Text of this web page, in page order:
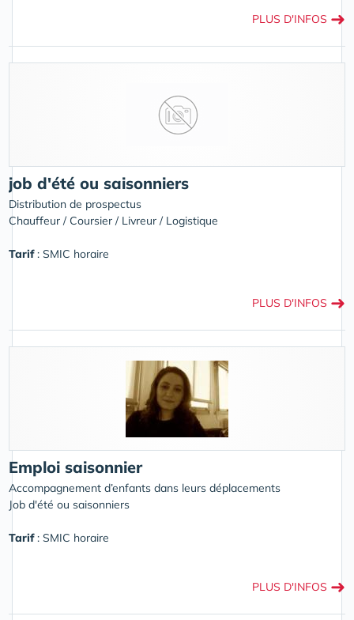
PLUS D'INFOS ➜
job d'été ou saisonniers
Distribution de prospectus
Chauffeur / Coursier / Livreur / Logistique
Tarif: SMIC horaire
PLUS D'INFOS ➜
Emploi saisonnier
Accompagnement d’enfants dans leurs déplacements
Job d'été ou saisonniers
Tarif: SMIC horaire
PLUS D'INFOS ➜